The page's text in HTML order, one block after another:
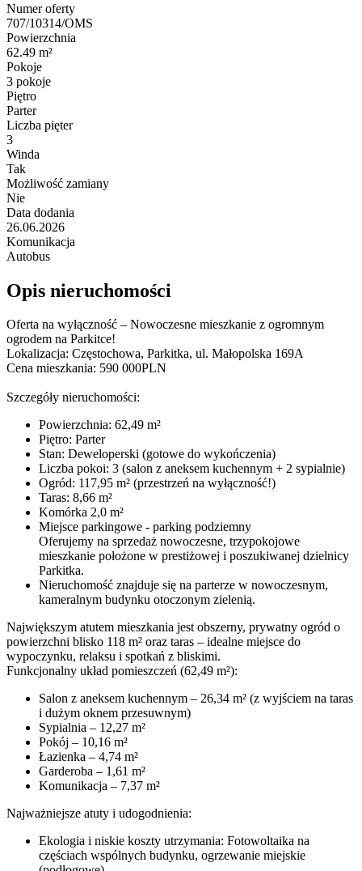
Numer oferty
707/10314/OMS
Powierzchnia
62.49 m²
Pokoje
3 pokoje
Piętro
Parter
Liczba pięter
3
Winda
Tak
Możliwość zamiany
Nie
Data dodania
26.06.2026
Komunikacja
Autobus
Opis nieruchomości
Oferta na wyłączność – Nowoczesne mieszkanie z ogromnym
ogrodem na Parkitce!
Lokalizacja: Częstochowa, Parkitka, ul. Małopolska 169A
Cena mieszkania: 590 000PLN
Szczegóły nieruchomości:
Powierzchnia: 62,49 m²
Piętro: Parter
Stan: Deweloperski (gotowe do wykończenia)
Liczba pokoi: 3 (salon z aneksem kuchennym + 2 sypialnie)
Ogród: 117,95 m² (przestrzeń na wyłączność!)
Taras: 8,66 m²
Komórka 2,0 m²
Miejsce parkingowe - parking podziemny
Oferujemy na sprzedaż nowoczesne, trzypokojowe
mieszkanie położone w prestiżowej i poszukiwanej dzielnicy
Parkitka.
Nieruchomość znajduje się na parterze w nowoczesnym,
kameralnym budynku otoczonym zielenią.
Największym atutem mieszkania jest obszerny, prywatny ogród o
powierzchni blisko 118 m² oraz taras – idealne miejsce do
wypoczynku, relaksu i spotkań z bliskimi.
Funkcjonalny układ pomieszczeń (62,49 m²):
Salon z aneksem kuchennym – 26,34 m² (z wyjściem na taras
i dużym oknem przesuwnym)
Sypialnia – 12,27 m²
Pokój – 10,16 m²
Łazienka – 4,74 m²
Garderoba – 1,61 m²
Komunikacja – 7,37 m²
Najważniejsze atuty i udogodnienia:
Ekologia i niskie koszty utrzymania: Fotowoltaika na
częściach wspólnych budynku, ogrzewanie miejskie